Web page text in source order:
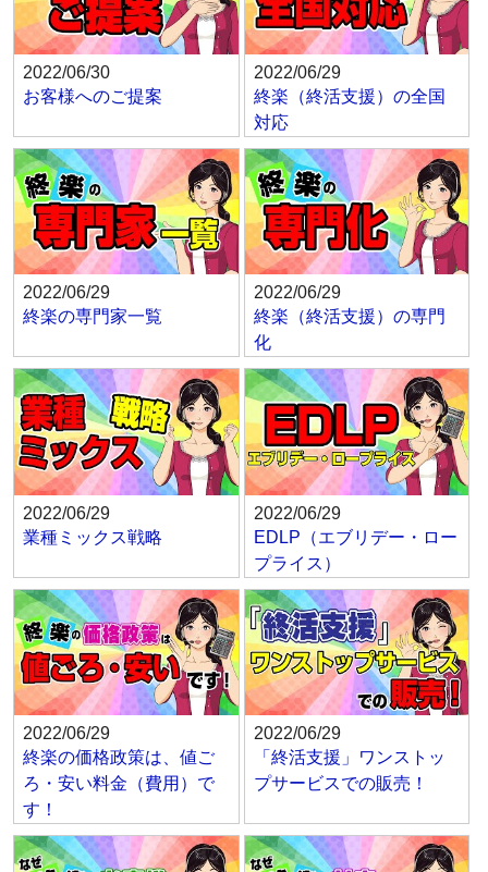
2022/06/30
お客様へのご提案
2022/06/29
終楽（終活支援）の全国
対応
2022/06/29
終楽の専門家一覧
2022/06/29
終楽（終活支援）の専門
化
2022/06/29
業種ミックス戦略
2022/06/29
EDLP（エブリデー・ロー
プライス）
2022/06/29
終楽の価格政策は、値ご
ろ・安い料金（費用）で
す！
2022/06/29
「終活支援」ワンストッ
プサービスでの販売！